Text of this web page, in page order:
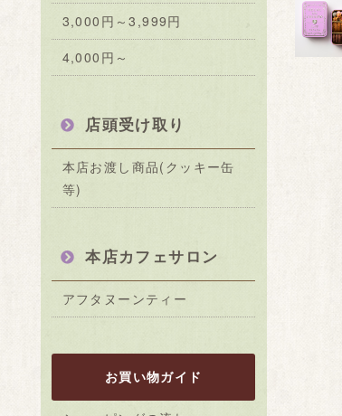
3,000円～3,999円
4,000円～
店頭受け取り
本店お渡し商品(クッキー缶
等)
本店カフェサロン
アフタヌーンティー
お買い物ガイド